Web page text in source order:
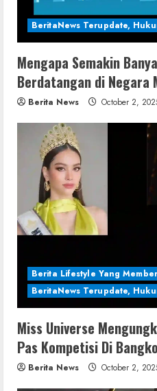
BeritaNews Terupdate,
Mengapa Semakin
Berdatangan di Negara
Berita News October 2,
Berita Lifestyle Yang
BeritaNews Terupdate,
Miss Universe
Pas Kompetisi Di
Berita News October 2,